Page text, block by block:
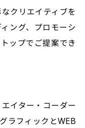
クリエイティブを
ング、プロモーシ
ップで ご提案でき
イター・コーダー
ラフィックとWEB